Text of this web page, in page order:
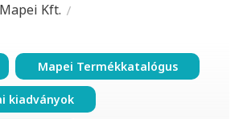
Mapei Kft.
Mapei Termékkatalógus
kiadványok